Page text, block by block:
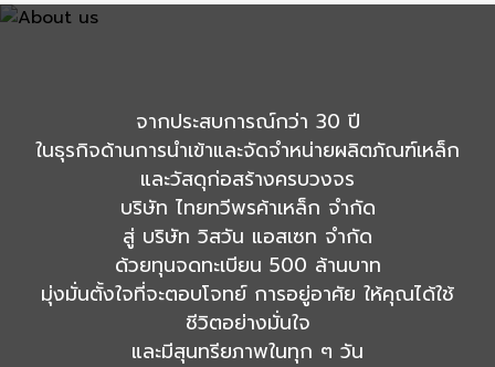
หรือความสะดวกสบายในทุกวัน พร้อมเพิ่มความมั่นใจ
จริงแบบนี้ มีให้เฉพาะผู้ที่จองและโอนภายใน 31
กรกฎาคม 2568 เท่านั้น ลงทะเบียนรับสิทธิพิเศษ ได้ที่
คลิก ! แผนที่โครงการ สอบถามข้อมูลเติมได้ที่ โทร.
088-999-7355 LINE Official Account
จากประสบการณ์กว่า 30 ปี
ในธุรกิจด้านการนำเข้าและจัดจำหน่ายผลิตภัณฑ์เหล็ก
และวัสดุก่อสร้างครบวงจร
บริษัท ไทยทวีพรค้าเหล็ก จำกัด
สู่ บริษัท วิสวัน แอสเซท จำกัด
ด้วยทุนจดทะเบียน 500 ล้านบาท
มุ่งมั่นตั้งใจที่จะตอบโจทย์ การอยู่อาศัย ให้คุณได้ใช้
ชีวิตอย่างมั่นใจ
และมีสุนทรียภาพในทุก ๆ วัน